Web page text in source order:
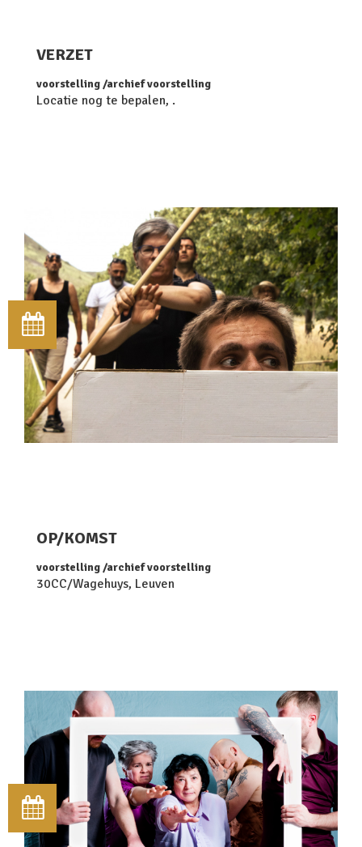
VERZET
voorstelling archief voorstelling
Locatie nog te bepalen, .
OP/KOMST
voorstelling archief voorstelling
30CC/Wagehuys, Leuven